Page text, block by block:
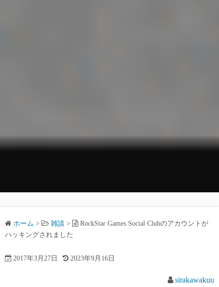
ホーム > 雑談 >
RockStar Games Social Clubのアカウントが
ハッキングされました
2017年3月27日 2023年9月16日
sirakawakuu